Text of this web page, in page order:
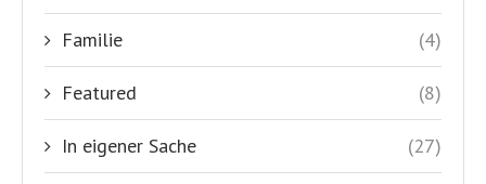
Familie (4)
Featured (8)
In eigener Sache (27)